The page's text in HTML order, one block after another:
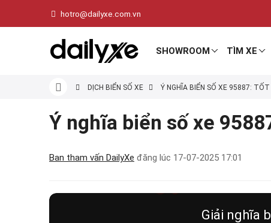
hotro@dailyxe.com.vn
SHOWROOM TÌM XE
DỊCH BIỂN SỐ XE Ý NGHĨA BIỂN SỐ XE 95887:
Ý nghĩa biển số xe
Ban tham vấn DailyXe đăng lúc 17-07-2025 17:01
Giải nghĩa